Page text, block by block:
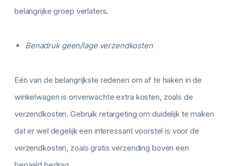
belangrijke groep verlaters.
Benadruk geen/lage verzendkosten
Eén van de belangrijkste redenen om af te haken in de
winkelwagen is onverwachte extra kosten, zoals de
verzendkosten. Gebruik retargeting om duidelijk te maken
dat er wel degelijk een interessant voorstel is voor de
verzendkosten, zoals gratis verzending boven een